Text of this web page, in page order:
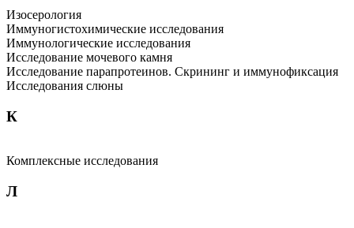
Изосерология
Иммуногистохимические исследования
Иммунологические исследования
Исследование мочевого камня
Исследование парапротеинов. Скрининг и иммунофиксация
Исследования слюны
К
Комплексные исследования
Л